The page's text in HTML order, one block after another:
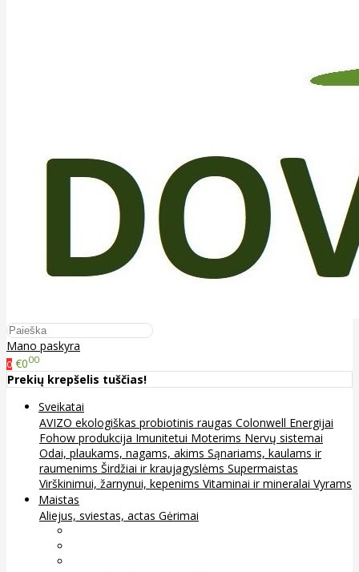
Mano paskyra
0 €000
Prekių krepšelis tuščias!
Sveikatai
AVIZO ekologiškas probiotinis raugas Colonwell Energijai
Fohow produkcija Imunitetui Moterims Nervų sistemai
Odai, plaukams, nagams, akims Sąnariams, kaulams ir
raumenims Širdžiai ir kraujagyslėms Supermaistas
Virškinimui, žarnynui, kepenims Vitaminai ir mineralai Vyrams
Maistas
Aliejus, sviestas, actas Gėrimai